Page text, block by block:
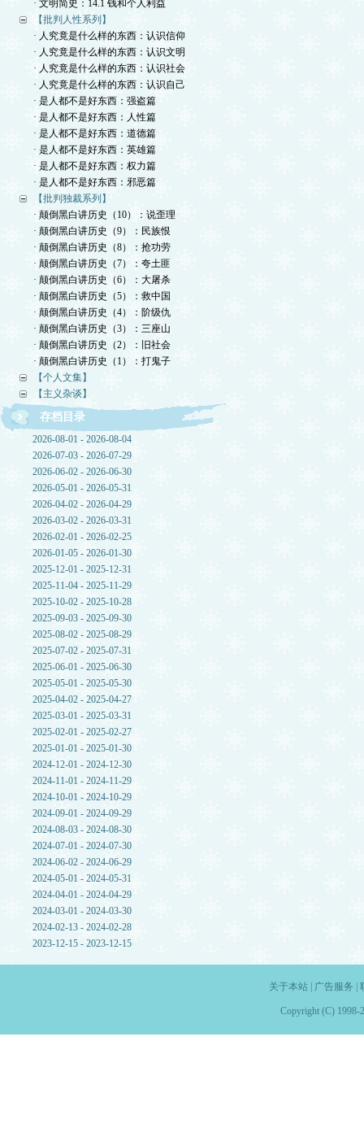
· 文明简史：14.1 钱和个人利益
【批判人性系列】
· 人究竟是什么样的东西：认识信仰
· 人究竟是什么样的东西：认识文明
· 人究竟是什么样的东西：认识社会
· 人究竟是什么样的东西：认识自己
· 是人都不是好东西：强盗篇
· 是人都不是好东西：人性篇
· 是人都不是好东西：道德篇
· 是人都不是好东西：英雄篇
· 是人都不是好东西：权力篇
· 是人都不是好东西：邪恶篇
【批判独裁系列】
· 颠倒黑白讲历史（10）：说歪理
· 颠倒黑白讲历史（9）：民族恨
· 颠倒黑白讲历史（8）：抢功劳
· 颠倒黑白讲历史（7）：夸土匪
· 颠倒黑白讲历史（6）：大屠杀
· 颠倒黑白讲历史（5）：救中国
· 颠倒黑白讲历史（4）：阶级仇
· 颠倒黑白讲历史（3）：三座山
· 颠倒黑白讲历史（2）：旧社会
· 颠倒黑白讲历史（1）：打鬼子
【个人文集】
【主义杂谈】
存档目录
2026-08-01 - 2026-08-04
2026-07-03 - 2026-07-29
2026-06-02 - 2026-06-30
2026-05-01 - 2026-05-31
2026-04-02 - 2026-04-29
2026-03-02 - 2026-03-31
2026-02-01 - 2026-02-25
2026-01-05 - 2026-01-30
2025-12-01 - 2025-12-31
2025-11-04 - 2025-11-29
2025-10-02 - 2025-10-28
2025-09-03 - 2025-09-30
2025-08-02 - 2025-08-29
2025-07-02 - 2025-07-31
2025-06-01 - 2025-06-30
2025-05-01 - 2025-05-30
2025-04-02 - 2025-04-27
2025-03-01 - 2025-03-31
2025-02-01 - 2025-02-27
2025-01-01 - 2025-01-30
2024-12-01 - 2024-12-30
2024-11-01 - 2024-11-29
2024-10-01 - 2024-10-29
2024-09-01 - 2024-09-29
2024-08-03 - 2024-08-30
2024-07-01 - 2024-07-30
2024-06-02 - 2024-06-29
2024-05-01 - 2024-05-31
2024-04-01 - 2024-04-29
2024-03-01 - 2024-03-30
2024-02-13 - 2024-02-28
2023-12-15 - 2023-12-15
关于本站| 广告服务
Copyright (C) 1998-